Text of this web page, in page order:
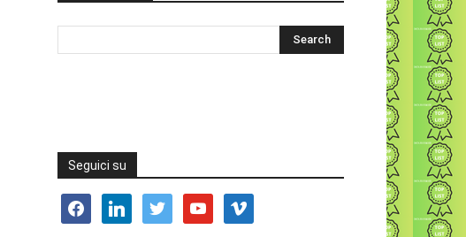
Seguici su
facebooklinkedin twitter youtube vimeo